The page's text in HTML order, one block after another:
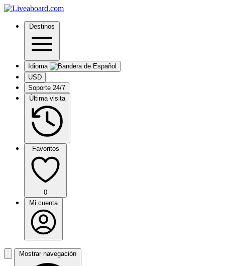
Destinos
Idioma
USD
Soporte 24/7
Última visita
Favoritos
0
Mi cuenta
Mostrar navegación